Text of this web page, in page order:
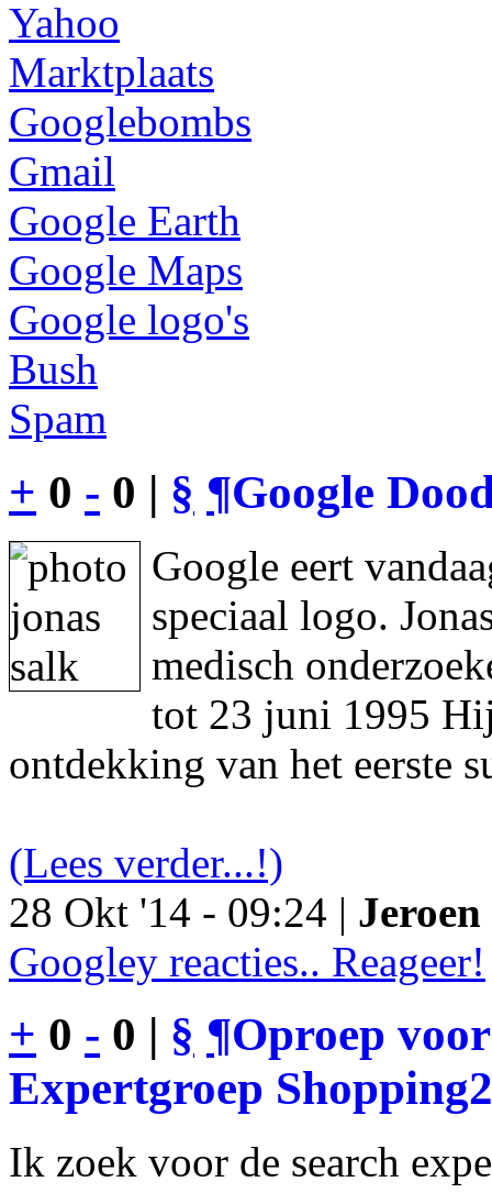
Yahoo
Marktplaats
Googlebombs
Gmail
Google Earth
Google Maps
Google logo's
Bush
Spam
+ 0 - 0 | § ¶Google
Google eert
speciaal logo.
medisch
tot 23 juni 1995
ontdekking van het eerste
(Lees verder...!)
28 Okt '14 - 09:24 |
Googley reacties.. Reageer!
+ 0 - 0 | § ¶Oproep
Expertgroep
Ik zoek voor de search